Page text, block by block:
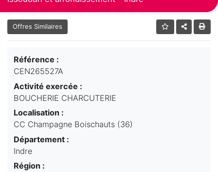
Offres Similaires
Référence :
CEN265527A
Activité exercée :
BOUCHERIE CHARCUTERIE
Localisation :
CC Champagne Boischauts (36)
Département :
Indre
Région :